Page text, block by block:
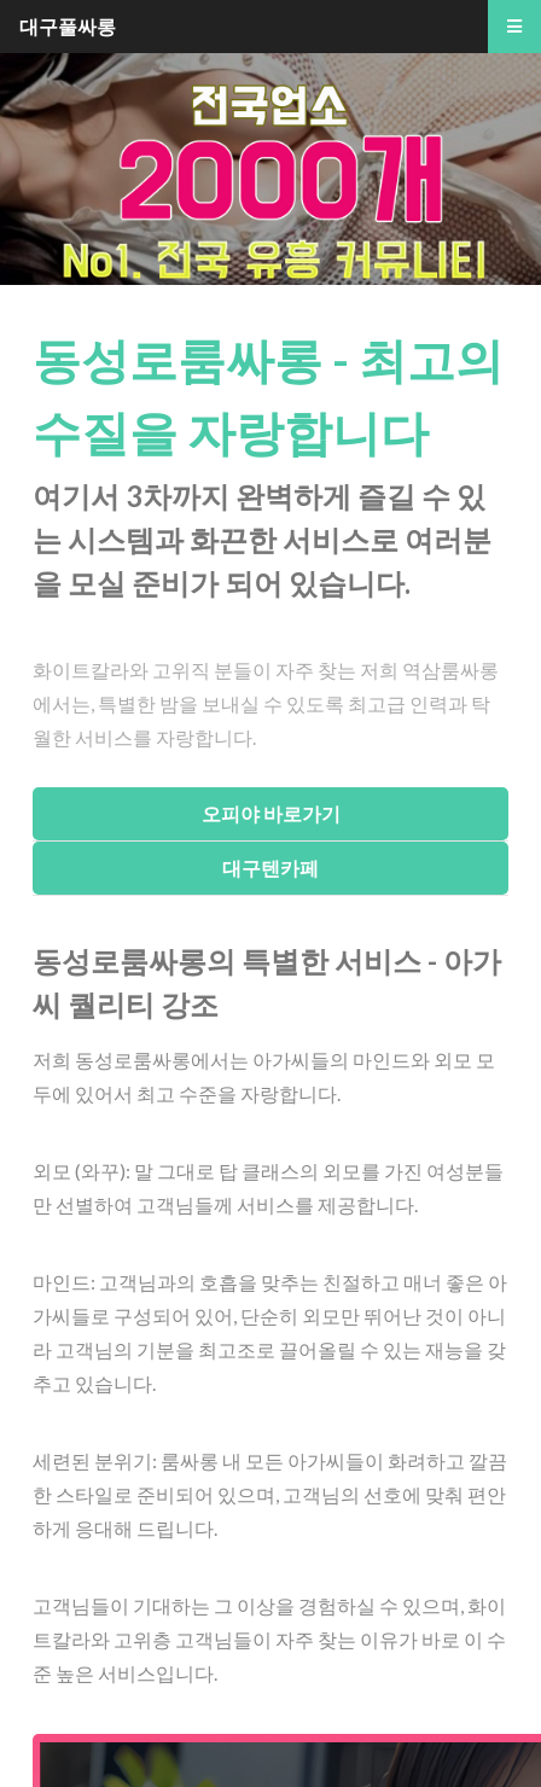
동성로룸싸롱 - 최고의
수질을 자랑합니다
여기서 3차까지 완벽하게 즐길 수 있
는 시스템과 화끈한 서비스로 여러분
을 모실 준비가 되어 있습니다.
화이트칼라와 고위직 분들이 자주 찾는 저희 역삼룸싸롱
에서는, 특별한 밤을 보내실 수 있도록 최고급 인력과 탁
월한 서비스를 자랑합니다.
동성로룸싸롱의 특별한 서비스 - 아가
씨 퀄리티 강조
저희 동성로룸싸롱에서는 아가씨들의 마인드와 외모 모
두에 있어서 최고 수준을 자랑합니다.
외모 (와꾸): 말 그대로 탑 클래스의 외모를 가진 여성분들
만 선별하여 고객님들께 서비스를 제공합니다.
마인드: 고객님과의 호흡을 맞추는 친절하고 매너 좋은 아
가씨들로 구성되어 있어, 단순히 외모만 뛰어난 것이 아니
라 고객님의 기분을 최고조로 끌어올릴 수 있는 재능을 갖
추고 있습니다.
세련된 분위기: 룸싸롱 내 모든 아가씨들이 화려하고 깔끔
한 스타일로 준비되어 있으며, 고객님의 선호에 맞춰 편안
하게 응대해 드립니다.
고객님들이 기대하는 그 이상을 경험하실 수 있으며, 화이
트칼라와 고위층 고객님들이 자주 찾는 이유가 바로 이 수
준 높은 서비스입니다.
대구풀싸롱